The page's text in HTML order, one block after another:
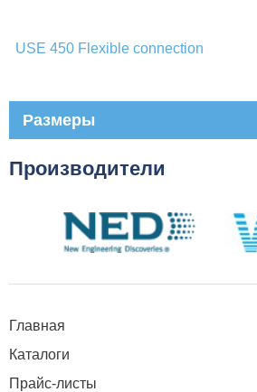
USE 450 Flexible connection
Размеры
Производители
Главная
Каталоги
Прайс-листы